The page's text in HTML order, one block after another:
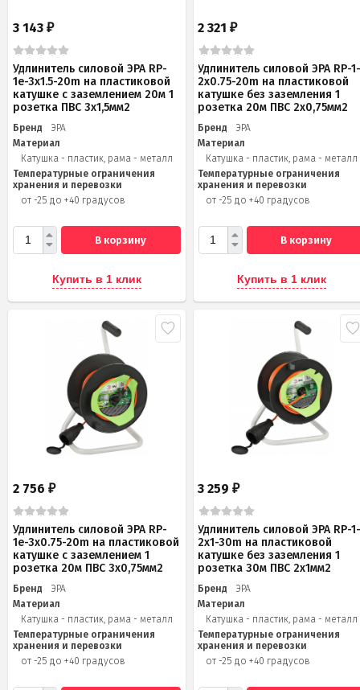
3 143 ₽
Удлинитель силовой ЭРА RP-
1e-3x1.5-20m на пластиковой
катушке c заземлением 20м 1
розетка ПВС 3х1,5мм2
Бренд
ЭРА
Материал
Катушка - пластик, рама - металл
Температурные ограничения
хранения и перевозки
от -25 до +40 градусов
В корзину
Купить в 1 клик
2 321₽
Удлинитель силовой ЭРА RP-
2x0.75-20m на пластиковой
катушке без заземления 1
розетка 20м ПВС 2х0,75мм2
Бренд
ЭРА
Материал
Катушка - пластик, рама - металл
Температурные ограничения
хранения и перевозки
от -25 до +40 градусов
В корзину
Купить в 1 клик
2 756 ₽
Удлинитель силовой ЭРА RP-
1e-3х0.75-20m на пластиковой
катушке c заземлением 1
розетка 20м ПВС 3х0,75мм2
Бренд
ЭРА
Материал
Катушка - пластик, рама - металл
Температурные ограничения
хранения и перевозки
от -25 до +40 градусов
3 259₽
Удлинитель силовой ЭРА RP-
2x1-30m на пластиковой
катушке без заземления 1
розетка 30м ПВС 2x1мм2
Бренд
ЭРА
Материал
Катушка - пластик, рама - металл
Температурные ограничения
хранения и перевозки
от -25 до +40 градусов